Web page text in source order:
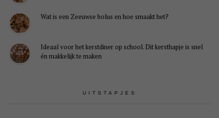
Wat is een Zeeuwse bolus en hoe smaakt het?
Ideaal voor het kerstdiner op school. Dit kersthapje is snel
én makkelijk te maken
UITSTAPJES